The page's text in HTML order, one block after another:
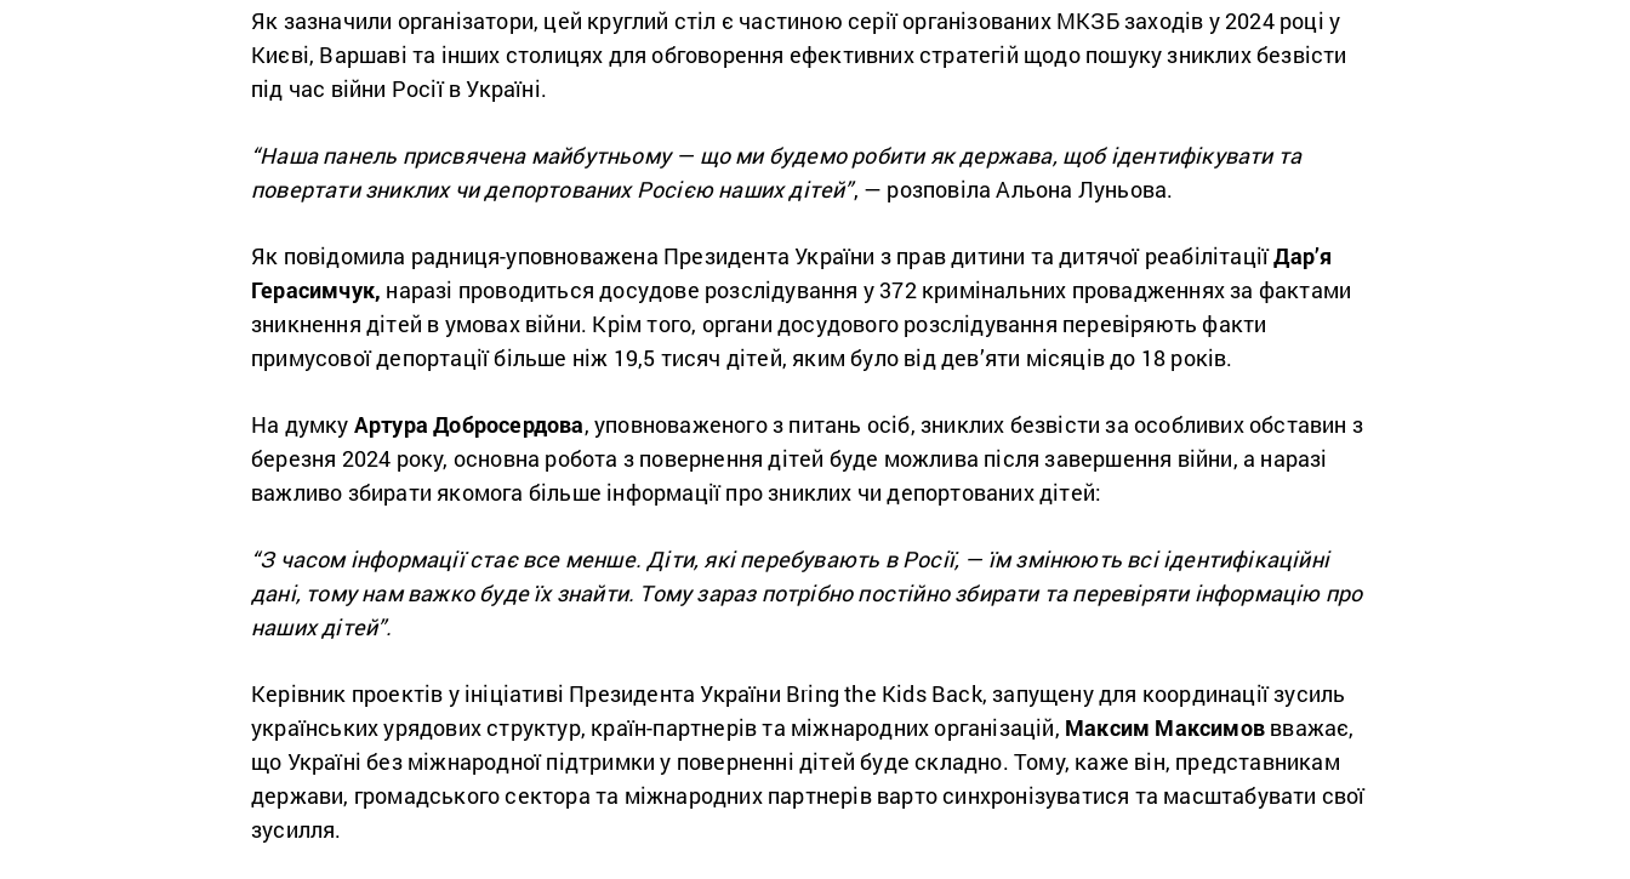
Як зазначили організатори, цей круглий стіл є частиною серії організованих МКЗБ заходів у 2024 році у
Києві, Варшаві та інших столицях для обговорення ефективних стратегій щодо пошуку зниклих безвісти
під час війни Росії в Україні.
“Наша панель присвячена майбутньому — що ми будемо робити як держава, щоб ідентифікувати та
повертати зниклих чи депортованих Росією наших дітей”, — розповіла Альона Луньова.
Як повідомила радниця-уповноважена Президента України з прав дитини та дитячої реабілітаціїДар’я
Герасимчук, наразі проводиться досудове розслідування у 372 кримінальних провадженнях за фактами
зникнення дітей в умовах війни. Крім того, органи досудового розслідування перевіряють факти
примусової депортації більше ніж 19,5 тисяч дітей, яким було від дев’яти місяців до 18 років.
На думку Артура Добросердова, уповноваженого з питань осіб, зниклих безвісти за особливих обставин з
березня 2024 року, основна робота з повернення дітей буде можлива після завершення війни, а наразі
важливо збирати якомога більше інформації про зниклих чи депортованих дітей:
“З часом інформації стає все менше. Діти, які перебувають в Росії, — їм змінюють всі ідентифікаційні
дані, тому нам важко буде їх знайти. Тому зараз потрібно постійно збирати та перевіряти інформацію про
наших дітей”.
Керівник проектів у ініціативі Президента України Bring the Kids Back, запущену для координації зусиль
українських урядових структур, країн-партнерів та міжнародних організацій, Максим Максимов вважає,
що Україні без міжнародної підтримки у поверненні дітей буде складно. Тому, каже він, представникам
держави, громадського сектора та міжнародних партнерів варто синхронізуватися та масштабувати свої
зусилля.